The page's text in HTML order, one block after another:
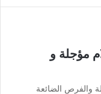
مؤجلة و
والفرص الضائعة